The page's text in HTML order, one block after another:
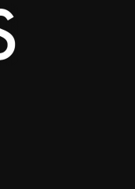
kokvilna satīna gultas
ražotāji ir pilni ar
pazinēji. Mēs
mūsdienu gultas veļas